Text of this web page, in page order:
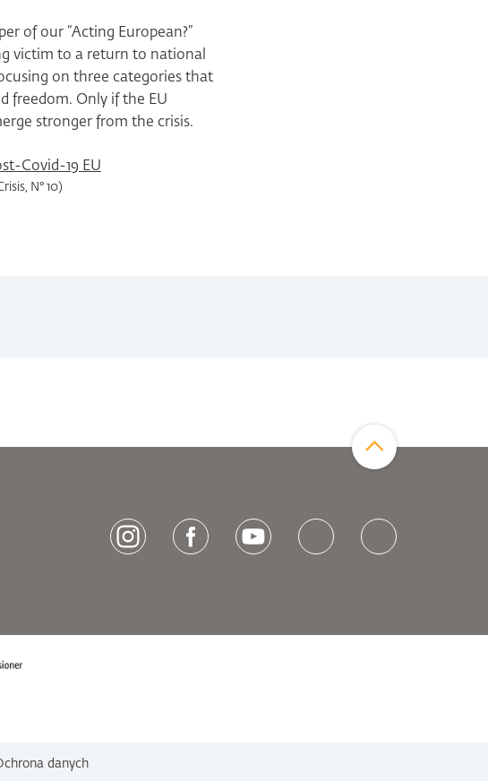
of our “Acting European?”
victim to a return to national
on three categories that
freedom. Only if the EU
stronger from the crisis.
Covid-19 EU
N° 10)
[socialLinksTitle]
danych